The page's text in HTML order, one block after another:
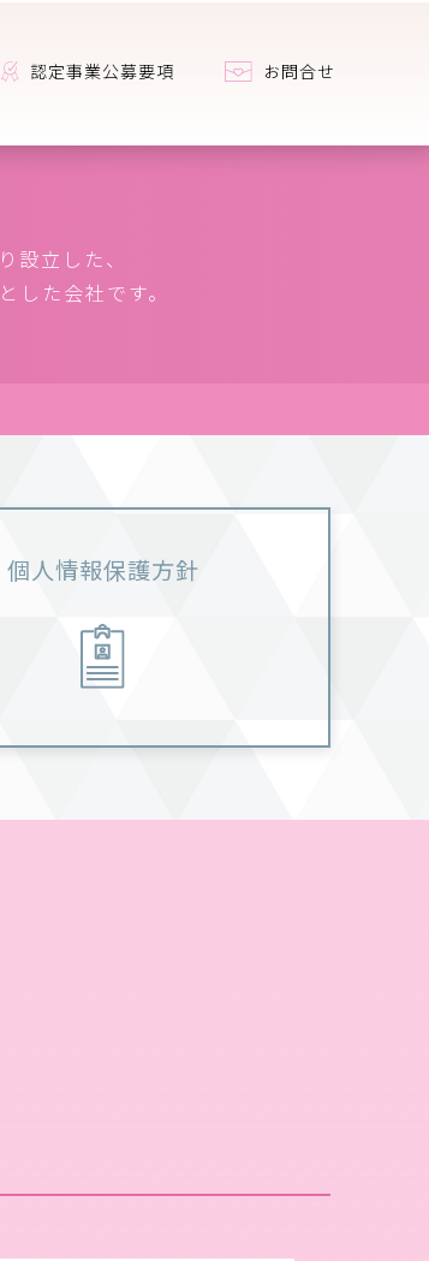
認定事業公募要項 お問合せ
立した、
た会社です。
個人情報保護方針